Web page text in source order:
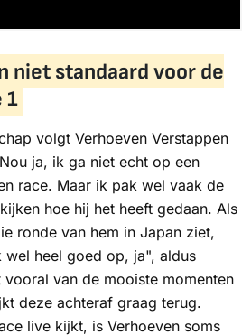
niet standaard voor de
1
volgt Verhoeven Verstappen
ja, ik ga niet echt op een
race. Maar ik pak wel vaak de
hoe hij het heeft gedaan. Als
ronde van hem in Japan ziet,
heel goed op, ja", aldus
vooral van de mooiste momenten
deze achteraf graag terug.
live kijkt, is Verhoeven soms